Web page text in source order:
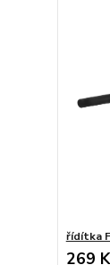
řídítka
269